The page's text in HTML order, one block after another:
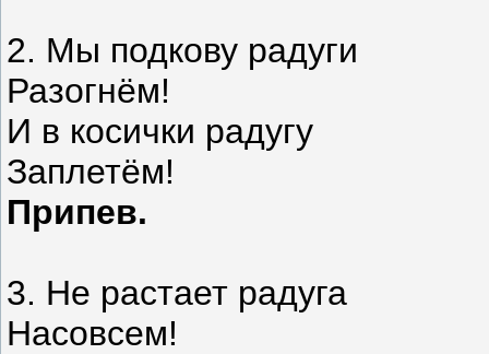
2. Мы подкову радуги
Разогнём!
И в косички радугу
Заплетём!
Припев.
3. Не растает радуга
Насовсем!